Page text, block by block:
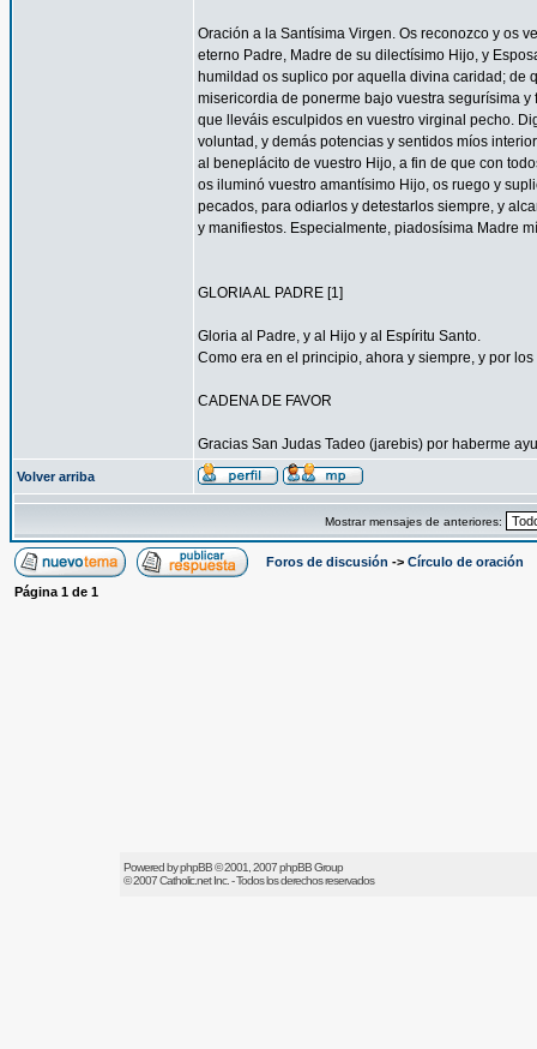
Oración a la Santísima Virgen. Os reconozco y os
eterno Padre, Madre de su dilectísimo Hijo, y
humildad os suplico por aquella divina caridad; de
misericordia de ponerme bajo vuestra segurísima
que lleváis esculpidos en vuestro virginal pecho.
voluntad, y demás potencias y sentidos míos
al beneplácito de vuestro Hijo, a fin de que con
os iluminó vuestro amantísimo Hijo, os ruego y
pecados, para odiarlos y detestarlos siempre, y
y manifiestos. Especialmente, piadosísima Madre
GLORIA AL PADRE [1]
Gloria al Padre, y al Hijo y al Espíritu Santo.
Como era en el principio, ahora y siempre, y por
CADENA DE FAVOR
Gracias San Judas Tadeo (jarebis) por haberme
Volver arriba
Mostrar mensajes de anteriores:
Foros de discusión -> Círculo de oración
Página 1 de 1
Powered byphpBB© 2001, 2007 phpBB Group
© 2007Catholic.netInc. - Todos los derechos reservados